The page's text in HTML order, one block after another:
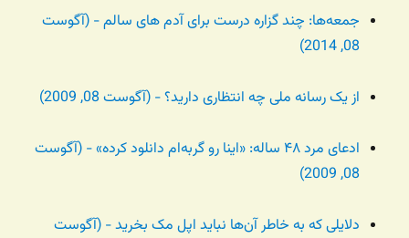
جمعه‌ها: چند گزاره درست برای آدم های سالم - (آگوست
08, 2014)
از یک رسانه ملی چه انتظاری دارید؟ - (آگوست 08, 2009)
ادعای مرد ۴۸ ساله: «اینا رو گربه‌ام دانلود کرده» - (آگوست
08, 2009)
دلایلی که به خاطر آن‌ها نباید اپل مک بخرید - (آگوست